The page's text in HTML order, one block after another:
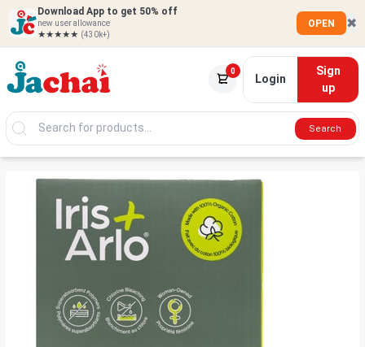
Download App to get 50% off
new user allowance
★★★★★ (430k+)
OPEN ✖
0
Login
Sign
up
Search